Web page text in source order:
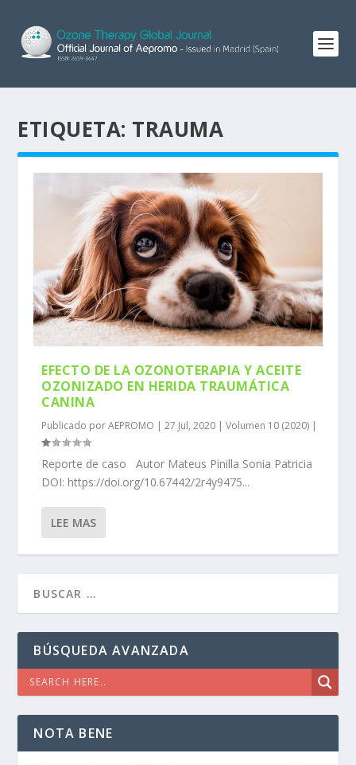
ETIQUETA: TRAUMA
EFECTO DE LA OZONOTERAPIA Y ACEITE
OZONIZADO EN HERIDA TRAUMÁTICA
CANINA
Publicado porAEPROMO |27 Jul, 2020 |Volumen 10 (2020) |
Reporte de caso Autor Mateus Pinilla Sonia Patricia
DOI: https://doi.org/10.67442/2r4y9475...
LEE MAS
BÚSQUEDA AVANZADA
NOTA BENE